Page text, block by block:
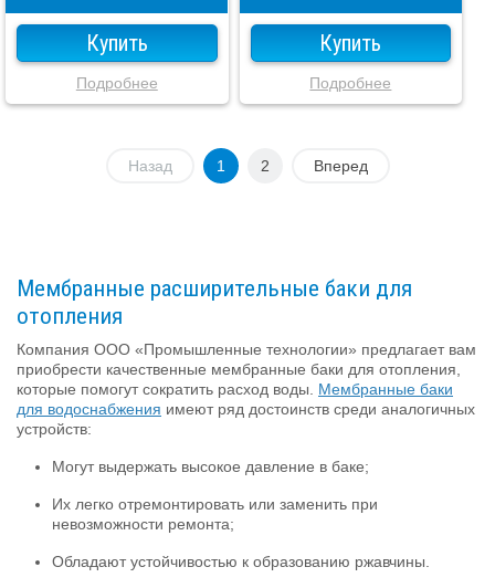
Купить
Подробнее
Купить
Подробнее
Назад 1 2 Вперед
Мембранные расширительные баки для
отопления
Компания ООО «Промышленные технологии» предлагает вам
приобрести качественные мембранные баки для отопления,
которые помогут сократить расход воды. Мембранные баки
для водоснабжения имеют ряд достоинств среди аналогичных
устройств:
Могут выдержать высокое давление в баке;
Их легко отремонтировать или заменить при
невозможности ремонта;
Обладают устойчивостью к образованию ржавчины.